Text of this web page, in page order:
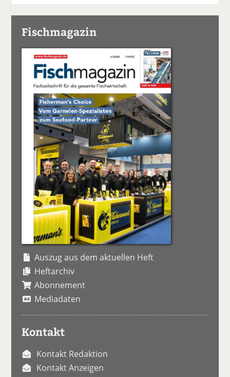
Fischmagazin
Auszug aus dem aktuellen Heft
Heftarchiv
Abonnement
Mediadaten
Kontakt
Kontakt Redaktion
Kontakt Anzeigen